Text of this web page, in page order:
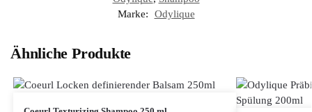
Marke:
Odylique
Ähnliche Produkte